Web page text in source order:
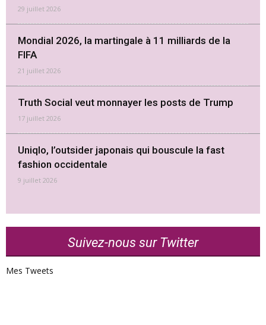
29 juillet 2026
Mondial 2026, la martingale à 11 milliards de la
FIFA
21 juillet 2026
Truth Social veut monnayer les posts de Trump
17 juillet 2026
Uniqlo, l’outsider japonais qui bouscule la fast
fashion occidentale
9 juillet 2026
Suivez-nous sur Twitter
Mes Tweets